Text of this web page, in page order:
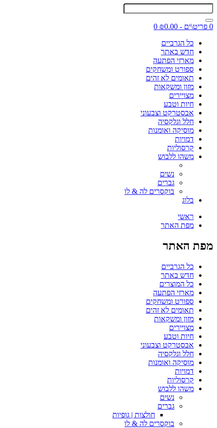
0 פריט\ים - ₪0.00
0
כל הגרביים
חדש באתר
מארזי הפתעה
ספורט ומשחקים
תאומים לא זהים
מזון ומשקאות
מצויירים
חיות וטבע
אבסטרקט וצבעוני
חלל וגלקסיה
מוסיקה ואומנות
דמויות
קרסוליות
משהו ללבוש
נשים
גברים
בוקסרים לה & לו
בלוג
ראשי
מפת האתר
מפת האתר
כל הגרביים
חדש באתר
כל המוצרים
מארזי הפתעה
ספורט ומשחקים
תאומים לא זהים
מזון ומשקאות
מצויירים
חיות וטבע
אבסטרקט וצבעוני
חלל וגלקסיה
מוסיקה ואומנות
דמויות
קרסוליות
משהו ללבוש
נשים
גברים
חולצות | גופיות
בוקסרים לה & לו